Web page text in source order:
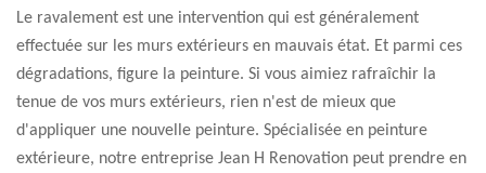
Le ravalement est une intervention qui est généralement
effectuée sur les murs extérieurs en mauvais état. Et parmi ces
dégradations, figure la peinture. Si vous aimiez rafraîchir la
tenue de vos murs extérieurs, rien n'est de mieux que
d'appliquer une nouvelle peinture. Spécialisée en peinture
extérieure, notre entreprise Jean H Renovation peut prendre en